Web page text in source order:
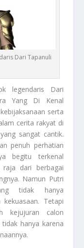
Dari Tapanuli
legendaris Dari
Yang Di Kenal
serta
cerita rakyat di
sangat cantik.
penuh perhatian
begitu terkenal
raja dari berbagai
Namun Putri
tidak hanya
Tetapi
kejujuran calon
hanya karena